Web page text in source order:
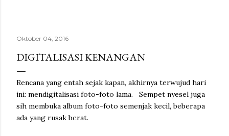
Oktober 04, 2016
DIGITALISASI KENANGAN
Rencana yang entah sejak kapan, akhirnya terwujud hari
ini: mendigitalisasi foto-foto lama. Sempet nyesel juga
sih membuka album foto-foto semenjak kecil, beberapa
ada yang rusak berat.